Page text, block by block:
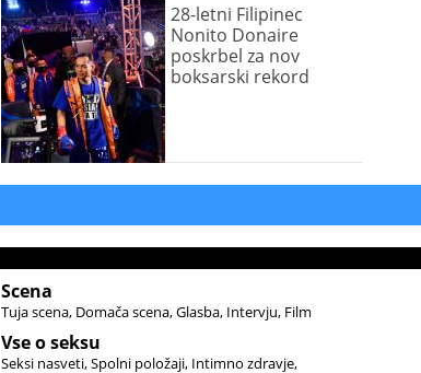
28-letni Filipinec
Nonito Donaire
poskrbel za nov
boksarski rekord
Scena
Tuja scena Domača scena Glasba Intervju Film
Vse o seksu
Seksi nasveti Spolni položaji Intimno zdravje